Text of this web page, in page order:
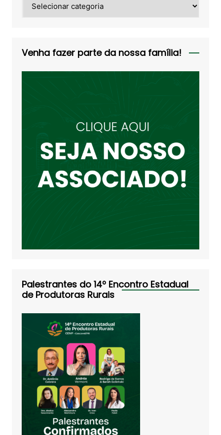
Venha fazer parte da nossa família!
Palestrantes do 14º Encontro Estadual
de Produtoras Rurais